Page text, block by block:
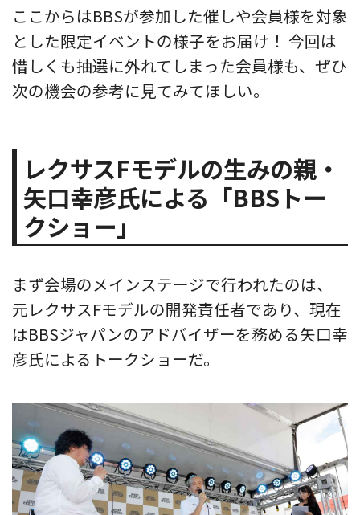
ここからはBBSが参加した催しや会員様を対象
とした限定イベントの様子をお届け！ 今回は
惜しくも抽選に外れてしまった会員様も、ぜひ
次の機会の参考に見てみてほしい。
レクサスFモデルの生みの親・
矢口幸彦氏による「BBSトー
クショー」
まず会場のメインステージで行われたのは、
元レクサスFモデルの開発責任者であり、現在
はBBSジャパンのアドバイザーを務める矢口幸
彦氏によるトークショーだ。